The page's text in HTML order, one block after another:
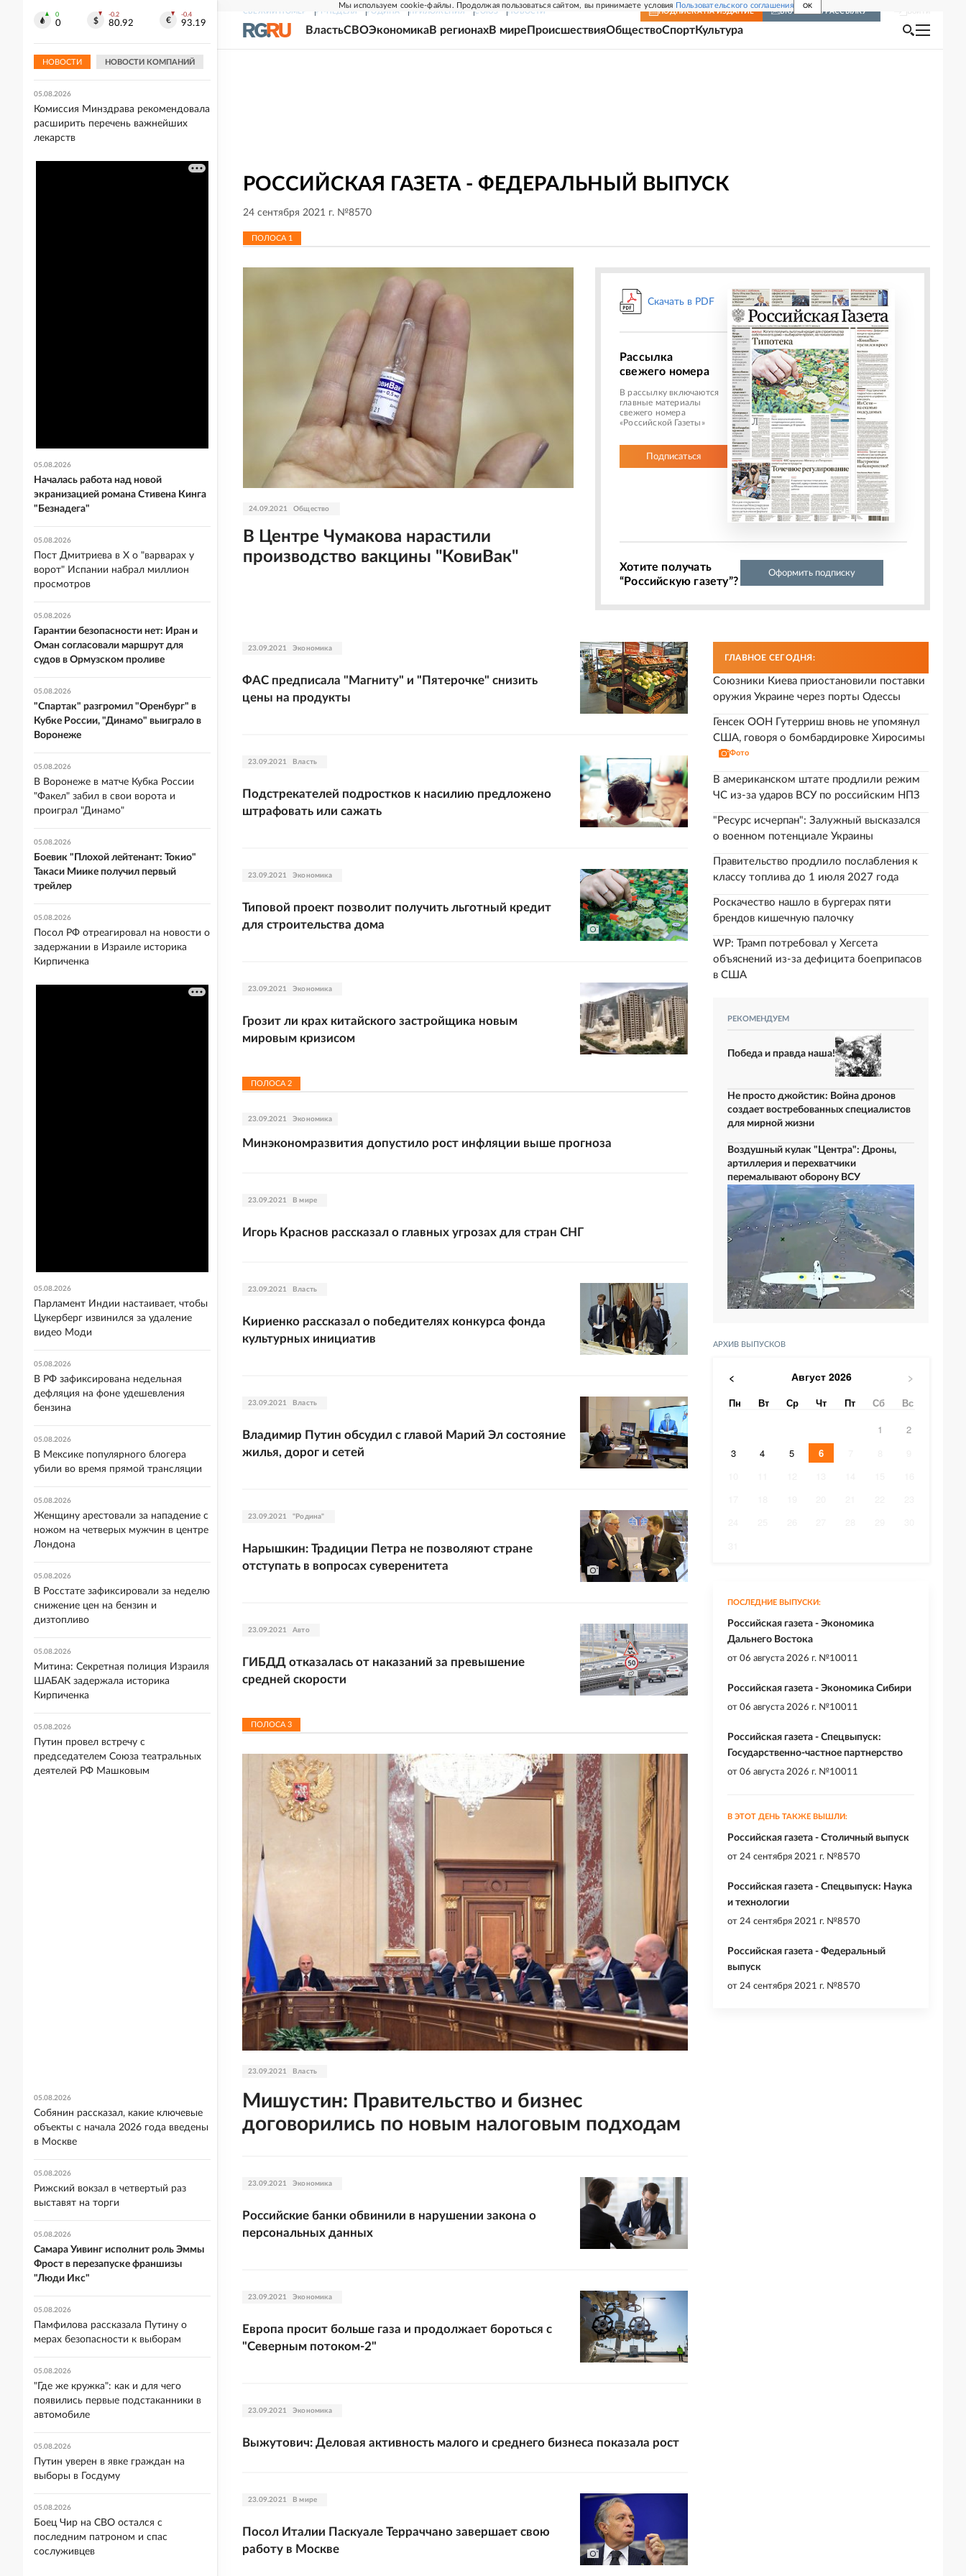
Мы используем cookie-файлы. Продолжая пользоваться сайтом, вы принимаете условия Пользовательского соглашения OK
СВЕЖИЙ НОМЕР РГ-НЕДЕЛЯ РОДИНА ПРИЛОЖЕНИЯ СОЮЗ НОВОСТИ ПОДПИСКА НА ИЗДАНИЕ ВКЛЮЧИТЬ РАССЫЛКУ
ВластьСВОЭкономикаВ регионахВ мире ПроисшествияОбществоСпортКультура
РОССИЙСКАЯ ГАЗЕТА - ФЕДЕРАЛЬНЫЙ ВЫПУСК
24 сентября 2021 г. №8570
ПОЛОСА 1
24.09.2021 Общество
В Центре Чумакова нарастили
производство вакцины "КовиВак"
Скачать в PDF
Рассылка
свежего номера
В рассылку включаются
главные материалы
свежего номера
«Российской Газеты»
Подписаться
Хотите получать
“Российскую газету”?
Оформить подписку
23.09.2021 Экономика
ФАС предписала "Магниту" и "Пятерочке" снизить
цены на продукты
23.09.2021 Власть
Подстрекателей подростков к насилию предложено
штрафовать или сажать
23.09.2021 Экономика
Типовой проект позволит получить льготный кредит
для строительства дома
23.09.2021 Экономика
Грозит ли крах китайского застройщика новым
мировым кризисом
ПОЛОСА 2
23.09.2021 Экономика
Минэкономразвития допустило рост инфляции выше прогноза
23.09.2021 В мире
Игорь Краснов рассказал о главных угрозах для стран СНГ
23.09.2021 Власть
Кириенко рассказал о победителях конкурса фонда
культурных инициатив
23.09.2021 Власть
Владимир Путин обсудил с главой Марий Эл состояние
жилья, дорог и сетей
23.09.2021 "Родина"
Нарышкин: Традиции Петра не позволяют стране
отступать в вопросах суверенитета
23.09.2021 Авто
ГИБДД отказалась от наказаний за превышение
средней скорости
ПОЛОСА 3
23.09.2021 Власть
Мишустин: Правительство и бизнес
договорились по новым налоговым подходам
23.09.2021 Экономика
Российские банки обвинили в нарушении закона о
персональных данных
23.09.2021 Экономика
Европа просит больше газа и продолжает бороться с
"Северным потоком-2"
23.09.2021 Экономика
Выжутович: Деловая активность малого и среднего бизнеса показала рост
23.09.2021 В мире
Посол Италии Паскуале Терраччано завершает свою
работу в Москве
ГЛАВНОЕ СЕГОДНЯ:
Союзники Киева приостановили поставки
оружия Украине через порты Одессы
Генсек ООН Гутерриш вновь не упомянул
США, говоря о бомбардировке Хиросимы
Фото
В американском штате продлили режим
ЧС из-за ударов ВСУ по российским НПЗ
"Ресурс исчерпан": Залужный высказался
о военном потенциале Украины
Правительство продлило послабления к
классу топлива до 1 июля 2027 года
Роскачество нашло в бургерах пяти
брендов кишечную палочку
WP: Трамп потребовал у Хегсета
объяснений из-за дефицита боеприпасов
в США
РЕКОМЕНДУЕМ
Победа и правда наша!
Не просто джойстик: Война дронов
создает востребованных специалистов
для мирной жизни
Воздушный кулак "Центра": Дроны,
артиллерия и перехватчики
перемалывают оборону ВСУ
АРХИВ ВЫПУСКОВ
< Август 2026 >
Пн Вт Ср Чт Пт Сб
Вс
1
2
3
4 5 6
ПОСЛЕДНИЕ ВЫПУСКИ:
Российская газета - Экономика
Дальнего Востока
от 06 августа 2026 г. №10011
Российская газета - Экономика Сибири
от 06 августа 2026 г. №10011
Российская газета - Спецвыпуск:
Государственно-частное партнерство
от 06 августа 2026 г. №10011
В ЭТОТ ДЕНЬ ТАКЖЕ ВЫШЛИ:
Российская газета - Столичный выпуск
от 24 сентября 2021 г. №8570
Российская газета - Спецвыпуск: Наука
и технологии
от 24 сентября 2021 г. №8570
Российская газета - Федеральный
выпуск
от 24 сентября 2021 г. №8570
0
0
-0.2
80.92
-0.4
93.19
НОВОСТИ НОВОСТИ КОМПАНИЙ
05.08.2026
Киеву
05.08.2026
Комиссия Минздрава рекомендовала
расширить перечень важнейших
лекарств
05.08.2026
Началась работа над новой
экранизацией романа Стивена Кинга
"Безнадега"
05.08.2026
Пост Дмитриева в X о "варварах у
ворот" Испании набрал миллион
просмотров
05.08.2026
Гарантии безопасности нет: Иран и
Оман согласовали маршрут для
судов в Ормузском проливе
05.08.2026
"Спартак" разгромил "Оренбург" в
Кубке России, "Динамо" выиграло в
Воронеже
05.08.2026
В Воронеже в матче Кубка России
"Факел" забил в свои ворота и
проиграл "Динамо"
05.08.2026
Боевик "Плохой лейтенант: Токио"
Такаси Миике получил первый
трейлер
05.08.2026
Посол РФ отреагировал на новости о
задержании в Израиле историка
Кирпиченка
05.08.2026
Парламент Индии настаивает, чтобы
Цукерберг извинился за удаление
видео Моди
05.08.2026
В РФ зафиксирована недельная
дефляция на фоне удешевления
бензина
05.08.2026
В Мексике популярного блогера
убили во время прямой трансляции
05.08.2026
Женщину арестовали за нападение с
ножом на четверых мужчин в центре
Лондона
05.08.2026
В Росстате зафиксировали за неделю
снижение цен на бензин и
дизтопливо
05.08.2026
Митина: Секретная полиция Израиля
ШАБАК задержала историка
Кирпиченка
05.08.2026
Путин провел встречу с
председателем Союза театральных
деятелей РФ Машковым
05.08.2026
Собянин рассказал, какие ключевые
объекты с начала 2026 года введены
в Москве
05.08.2026
Рижский вокзал в четвертый раз
выставят на торги
05.08.2026
Самара Уивинг исполнит роль Эммы
Фрост в перезапуске франшизы
"Люди Икс"
05.08.2026
Памфилова рассказала Путину о
мерах безопасности к выборам
05.08.2026
"Где же кружка": как и для чего
появились первые подстаканники в
автомобиле
05.08.2026
Путин уверен в явке граждан на
выборы в Госдуму
05.08.2026
Боец Чир на СВО остался с
последним патроном и спас
сослуживцев